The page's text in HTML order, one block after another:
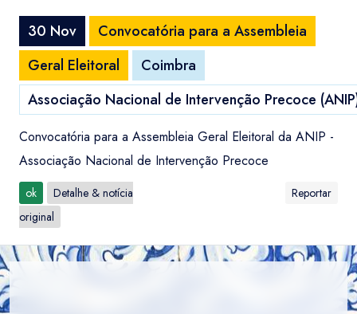
30 Nov
Convocatória para a Assembleia
Geral Eleitoral
Coimbra
Associação Nacional de Intervenção Precoce
Convocatória para a Assembleia Geral Eleitoral da ANIP -
Associação Nacional de Intervenção Precoce
ok
Detalhe & notícia
original
Reportar